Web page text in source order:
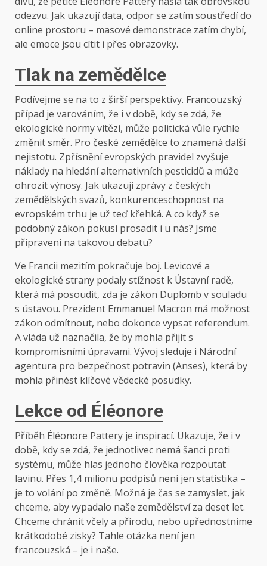
odezvu. Jak ukazují data, odpor se zatím soustředí do
online prostoru – masové demonstrace zatím chybí,
ale emoce jsou cítit i přes obrazovky.
Tlak na zemědělce
Podívejme se na to z širší perspektivy. Francouzský
případ je varováním, že i v době, kdy se zdá, že
ekologické normy vítězí, může politická vůle rychle
změnit směr. Pro české zemědělce to znamená další
nejistotu. Zpřísnění evropských pravidel zvyšuje
náklady na hledání alternativních pesticidů a může
ohrozit výnosy. Jak ukazují zprávy z českých
zemědělských svazů, konkurenceschopnost na
evropském trhu je už teď křehká. A co když se
podobný zákon pokusí prosadit i u nás? Jsme
připraveni na takovou debatu?
Ve Francii mezitím pokračuje boj. Levicové a
ekologické strany podaly stížnost k Ústavní radě,
která má posoudit, zda je zákon Duplomb v souladu
s ústavou. Prezident Emmanuel Macron má možnost
zákon odmítnout, nebo dokonce vypsat referendum.
A vláda už naznačila, že by mohla přijít s
kompromisními úpravami. Vývoj sleduje i Národní
agentura pro bezpečnost potravin (Anses), která by
mohla přinést klíčové vědecké posudky.
Lekce od Éléonore
Příběh Éléonore Pattery je inspirací. Ukazuje, že i v
době, kdy se zdá, že jednotlivec nemá šanci proti
systému, může hlas jednoho člověka rozpoutat
lavinu. Přes 1,4 milionu podpisů není jen statistika –
je to volání po změně. Možná je čas se zamyslet, jak
chceme, aby vypadalo naše zemědělství za deset let.
Chceme chránit včely a přírodu, nebo upřednostníme
krátkodobé zisky? Tahle otázka není jen
francouzská – je i naše.